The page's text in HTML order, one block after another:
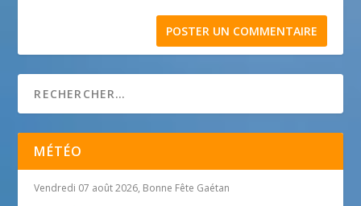
MÉTÉO
Vendredi 07 août 2026, Bonne Fête Gaétan